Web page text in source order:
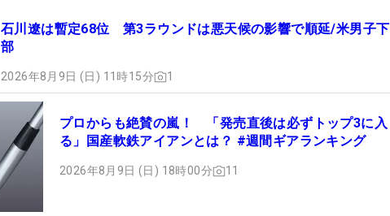
石川遼は暫定68位 第3ラウンドは悪天候の影響で順延/米男子下
部
2026年8月9日 (日) 11時15分 1
プロからも絶賛の嵐！ 「発売直後は必ずトップ3に入
る」国産軟鉄アイアンとは？ #週間ギアランキング
2026年8月9日 (日) 18時00分 11